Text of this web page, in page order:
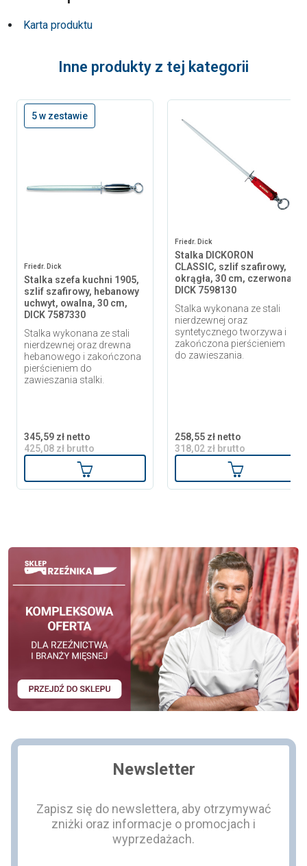
Karta produktu
Inne produkty z tej kategorii
5 w zestawie
Friedr. Dick
Stalka szefa kuchni 1905,
szlif szafirowy, hebanowy
uchwyt, owalna, 30 cm,
DICK 7587330
Stalka wykonana ze stali
nierdzewnej oraz drewna
hebanowego i zakończona
pierścieniem do
zawieszania stalki.
345,59 zł netto
425,08 zł brutto
Dodaj do koszyka
Friedr. Dick
Stalka DICKORON
CLASSIC, szlif szafirowy,
okrągła, 30 cm, czerwona,
DICK 7598130
Stalka wykonana ze stali
nierdzewnej oraz
syntetycznego tworzywa i
zakończona pierścieniem
do zawieszania.
258,55 zł netto
318,02 zł brutto
Dodaj do
Newsletter
Zapisz się do newslettera, aby otrzymywać
zniżki oraz informacje o promocjach i
wyprzedażach.